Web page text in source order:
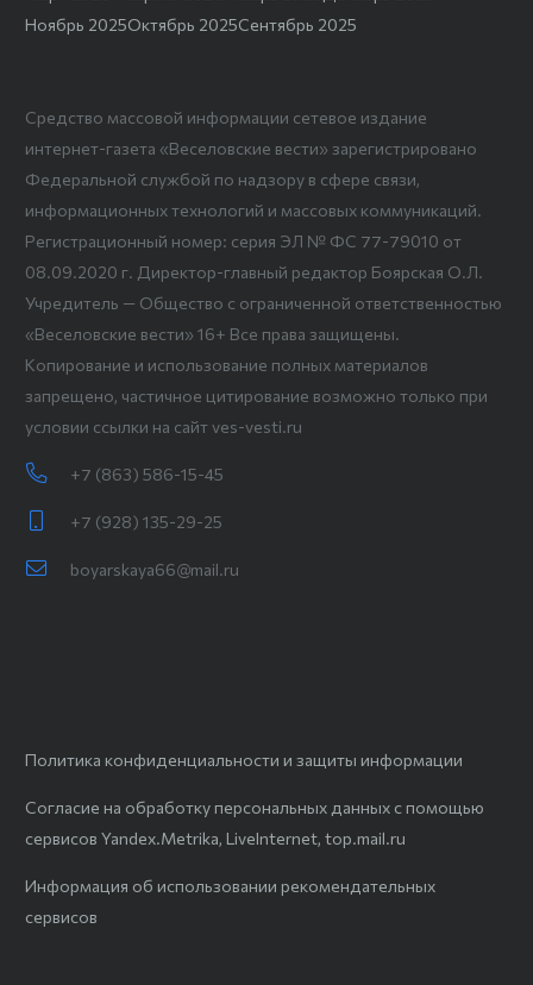
Ноябрь 2025Октябрь 2025Сентябрь 2025
Средство массовой информации сетевое издание
интернет-газета «Веселовские вести» зарегистрировано
Федеральной службой по надзору в сфере связи,
информационных технологий и массовых коммуникаций.
Регистрационный номер: серия ЭЛ № ФС 77-79010 от
08.09.2020 г. Директор-главный редактор Боярская О.Л.
Учредитель — Общество с ограниченной ответственностью
«Веселовские вести» 16+ Все права защищены.
Копирование и использование полных материалов
запрещено, частичное цитирование возможно только при
условии ссылки на сайт ves-vesti.ru
+7 (863) 586-15-45
+7 (928) 135-29-25
boyarskaya66@mail.ru
Политика конфиденциальности и защиты информации
Согласие на обработку персональных данных с помощью
сервисов Yandex.Metrika, LiveInternet, top.mail.ru
Информация об использовании рекомендательных
сервисов